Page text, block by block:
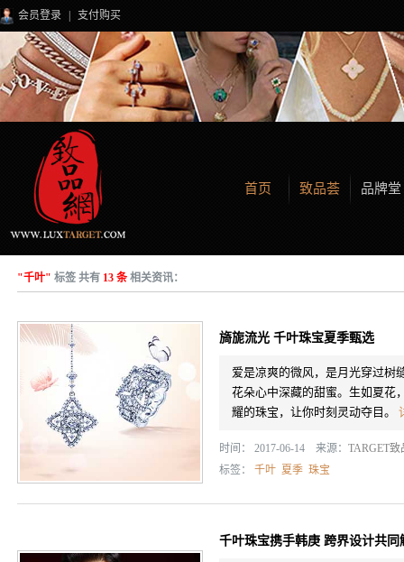
会员登录 支付购买
首页 致品荟 品牌堂
"千叶" 标签 共有 13 条相关资讯：
旖旎流光 千叶珠宝夏季甄选
爱是凉爽的微风，是月光穿过树
花朵心中深藏的甜蜜。生如夏花
耀的珠宝，让你时刻灵动夺目。
时间： 2017-06-14 来源： TARGET致
标签： 千叶 夏季 珠宝
千叶珠宝携手韩庚 跨界设计共同